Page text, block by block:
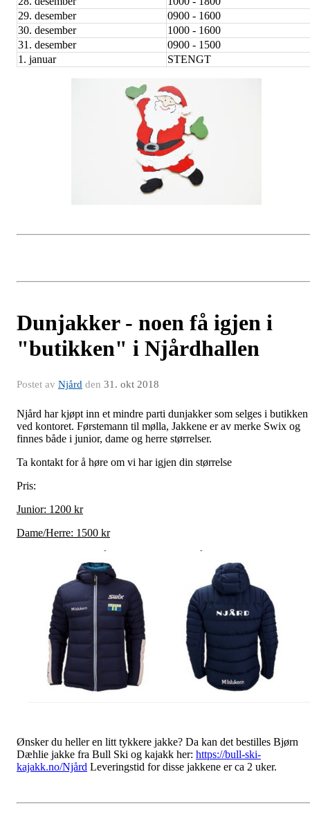
29. desember
0900 - 1600
30. desember
1000 - 1600
31. desember
0900 - 1500
1. januar
STENGT
Dunjakker - noen få igjen i
"butikken" i Njårdhallen
Postet av Njård den 31. okt 2018
Njård har kjøpt inn et mindre parti dunjakker som selges i butikken
ved kontoret. Førstemann til mølla, Jakkene er av merke Swix og
finnes både i junior, dame og herre størrelser.
Ta kontakt for å høre om vi har igjen din størrelse
Pris:
Junior: 1200 kr
Dame/Herre: 1500 kr
Ønsker du heller en litt tykkere jakke? Da kan det bestilles Bjørn
Dæhlie jakke fra Bull Ski og kajakk her: https://bull-ski-
kajakk.no/Njård Leveringstid for disse jakkene er ca 2 uker.